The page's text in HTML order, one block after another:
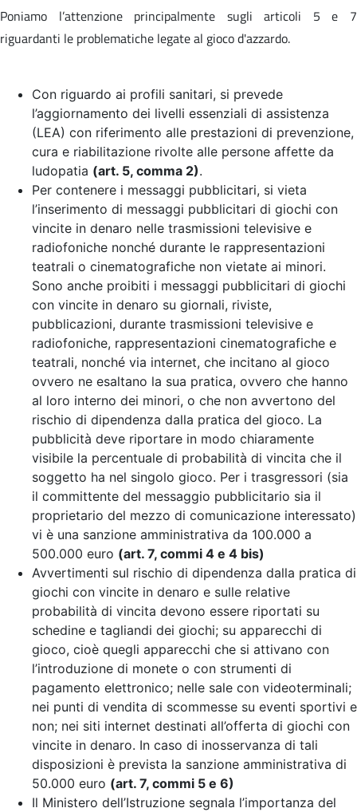
Poniamo l’attenzione principalmente sugli articoli 5 e 7
riguardanti le problematiche legate al gioco d'azzardo.
Con riguardo ai profili sanitari, si prevede
l’aggiornamento dei livelli essenziali di assistenza
(LEA) con riferimento alle prestazioni di prevenzione,
cura e riabilitazione rivolte alle persone affette da
ludopatia (art. 5, comma 2).
Per contenere i messaggi pubblicitari, si vieta
l’inserimento di messaggi pubblicitari di giochi con
vincite in denaro nelle trasmissioni televisive e
radiofoniche nonché durante le rappresentazioni
teatrali o cinematografiche non vietate ai minori.
Sono anche proibiti i messaggi pubblicitari di giochi
con vincite in denaro su giornali, riviste,
pubblicazioni, durante trasmissioni televisive e
radiofoniche, rappresentazioni cinematografiche e
teatrali, nonché via internet, che incitano al gioco
ovvero ne esaltano la sua pratica, ovvero che hanno
al loro interno dei minori, o che non avvertono del
rischio di dipendenza dalla pratica del gioco. La
pubblicità deve riportare in modo chiaramente
visibile la percentuale di probabilità di vincita che il
soggetto ha nel singolo gioco. Per i trasgressori (sia
il committente del messaggio pubblicitario sia il
proprietario del mezzo di comunicazione interessato)
vi è una sanzione amministrativa da 100.000 a
500.000 euro (art. 7, commi 4 e 4 bis)
Avvertimenti sul rischio di dipendenza dalla pratica di
giochi con vincite in denaro e sulle relative
probabilità di vincita devono essere riportati su
schedine e tagliandi dei giochi; su apparecchi di
gioco, cioè quegli apparecchi che si attivano con
l’introduzione di monete o con strumenti di
pagamento elettronico; nelle sale con videoterminali;
nei punti di vendita di scommesse su eventi sportivi e
non; nei siti internet destinati all’offerta di giochi con
vincite in denaro. In caso di inosservanza di tali
disposizioni è prevista la sanzione amministrativa di
50.000 euro (art. 7, commi 5 e 6)
Il Ministero dell’Istruzione segnala l’importanza del